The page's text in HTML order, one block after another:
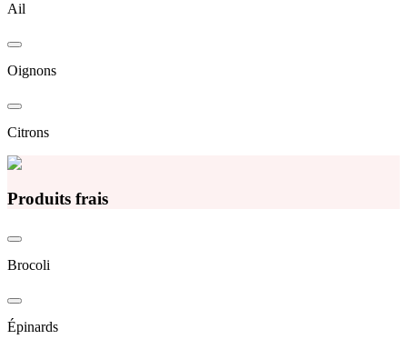
Ail
Oignons
Citrons
Produits frais
Brocoli
Épinards